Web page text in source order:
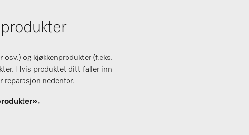
og kjøkkenprodukter (f.eks.
Hvis produktet ditt faller inn
reparasjon nedenfor.